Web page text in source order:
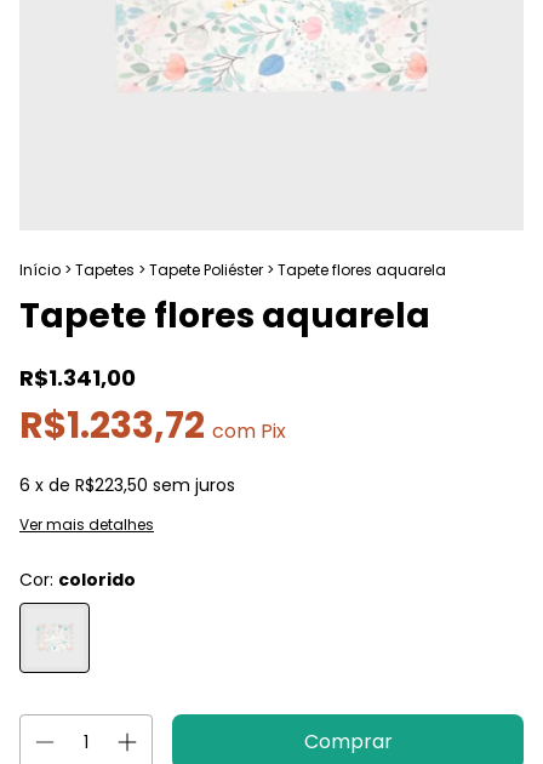
Início > Tapetes > Tapete Poliéster > Tapete flores aquarela
Tapete flores aquarela
R$1.341,00
R$1.233,72 com Pix
6 x de R$223,50 sem juros
Ver mais detalhes
Cor: colorido